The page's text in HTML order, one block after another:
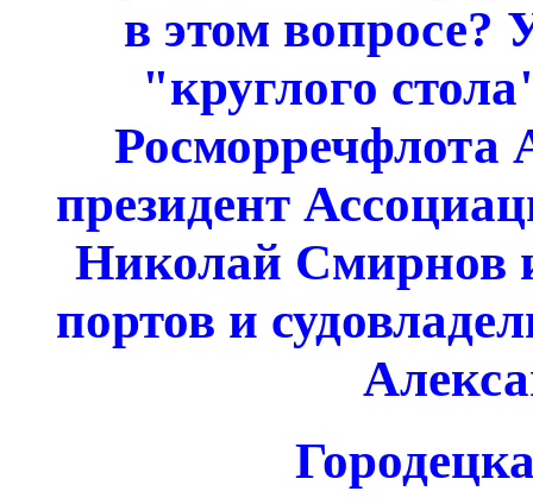
в этом вопросе?
"круглого
Росморречфлота
президент
Николай Смирнов
портов и